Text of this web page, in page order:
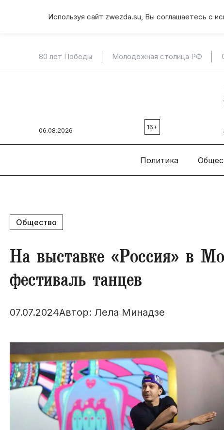
Используя сайт zwezda.su, Вы соглашаетесь с
80 лет Победы Молодежная столица РФ
06.08.2026 16+
Политика
Общество
На выставке «Россия» в
фестиваль танцев
07.07.2024Автор: Лела Минадзе